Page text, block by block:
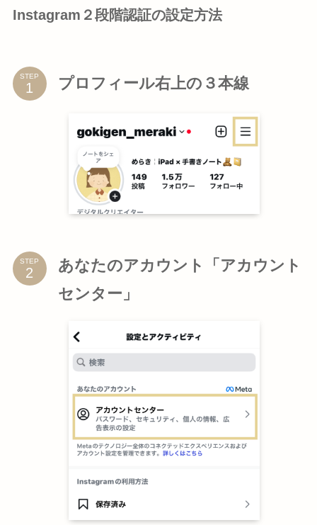
Instagram２段階認証の設定方法
STEP プロフィール右上の３本線
STEP
あなたのアカウント「アカウント
センター」